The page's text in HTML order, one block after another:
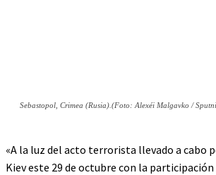
Sebastopol, Crimea (Rusia).(Foto: Alexéi Malgavko /
«A la luz del acto terrorista llevado a cabo
Kiev este 29 de octubre con la